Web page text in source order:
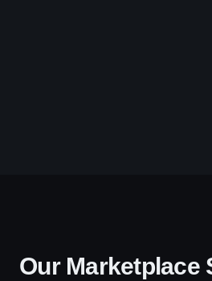
Our Marketplace